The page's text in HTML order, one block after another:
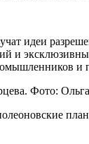
идеи
и
и
Фото: